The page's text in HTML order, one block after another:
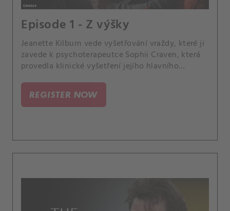
Episode 1 - Z výšky
Jeanette Kilburn vede vyšetřování vraždy, které ji
zavede k psychoterapeutce Sophii Craven, která
provedla klinické vyšetření jejího hlavního
REGISTER NOW